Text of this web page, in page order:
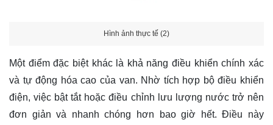
Hình ảnh thực tế (2)
Một điểm đặc biệt khác là khả năng điều khiển chính xác
và tự động hóa cao của van. Nhờ tích hợp bộ điều khiển
điện, việc bật tắt hoặc điều chỉnh lưu lượng nước trở nên
đơn giản và nhanh chóng hơn bao giờ hết. Điều này